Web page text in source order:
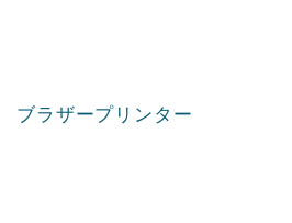
ブラザープリンター